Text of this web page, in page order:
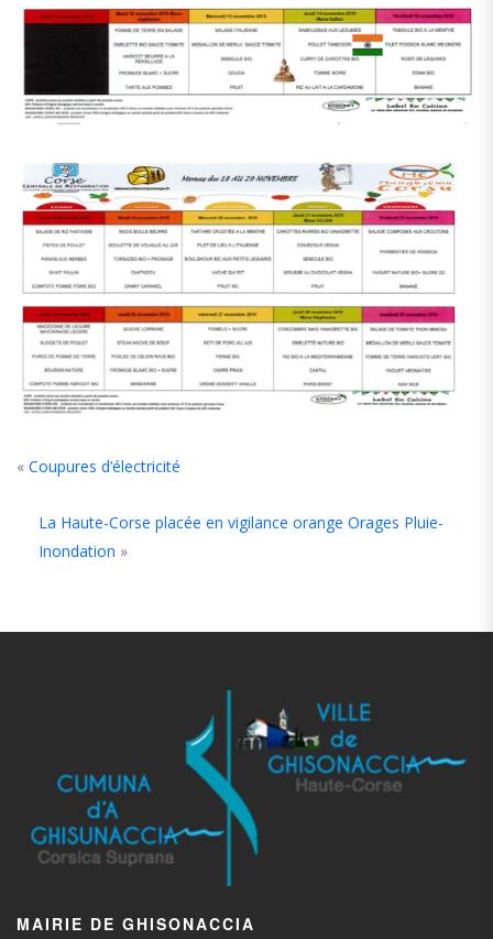
« Coupures d’électricité
La Haute-Corse placée en vigilance orange Orages Pluie-
Inondation »
MAIRIE DE GHISONACCIA